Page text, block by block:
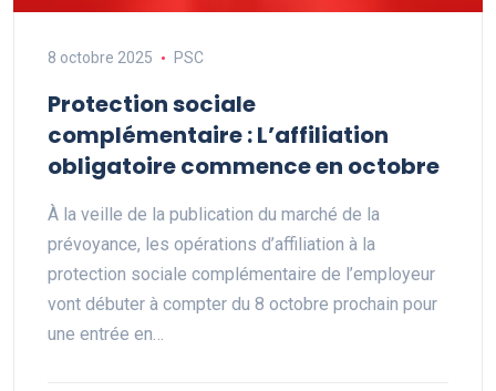
8 octobre 2025 PSC
Protection sociale
complémentaire : L’affiliation
obligatoire commence en octobre
À la veille de la publication du marché de la
prévoyance, les opérations d’affiliation à la
protection sociale complémentaire de l’employeur
vont débuter à compter du 8 octobre prochain pour
une entrée en…